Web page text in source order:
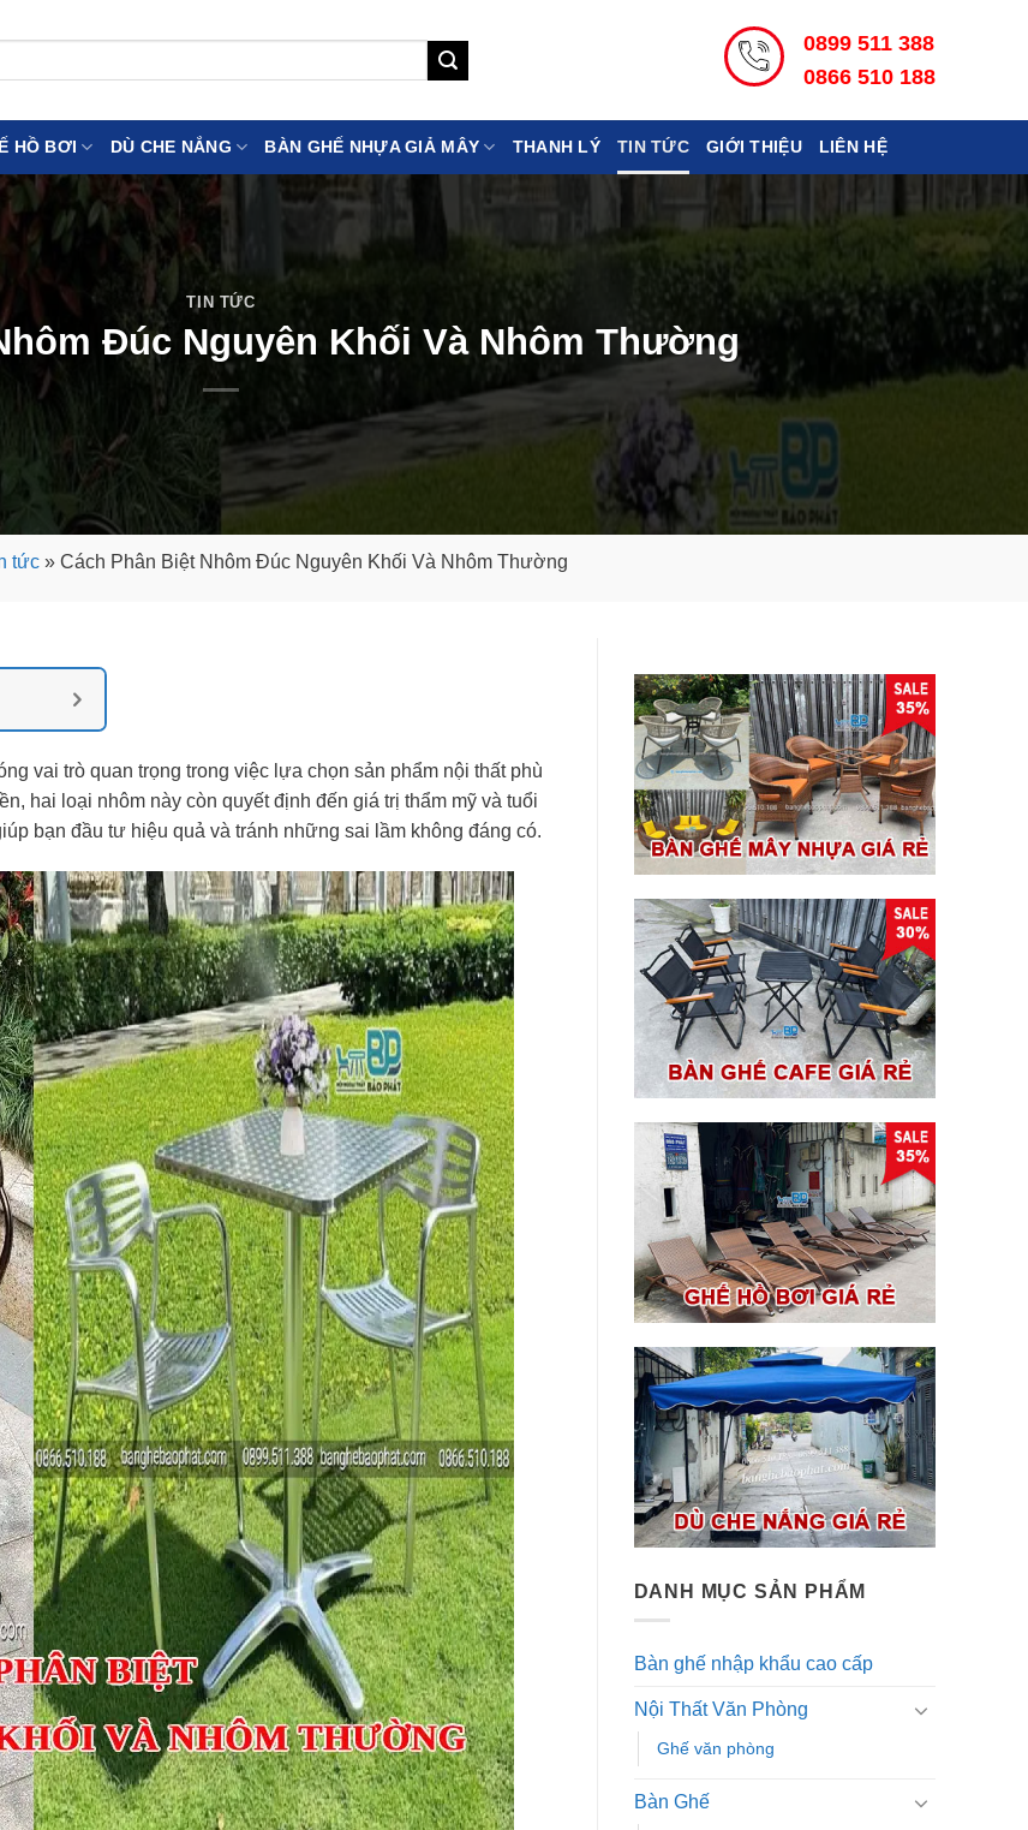
0899 511 388
0866 510 188
HỒ BƠI DÙ CHE NẮNG BÀN GHẾ NHỰA GIẢ MÂY THANH LÝ TIN TỨC GIỚI THIỆU LIÊN HỆ
TIN TỨC
Đúc Nguyên Khối Và Nhôm Thường
tức» Cách Phân Biệt Nhôm Đúc Nguyên Khối Và Nhôm Thường
vai trò quan trọng trong việc lựa chọn sản phẩm nội thất phù
hai loại nhôm này còn quyết định đến giá trị thẩm mỹ và tuổi
bạn đầu tư hiệu quả và tránh những sai lầm không đáng có.
DANH MỤC SẢN PHẨM
Bàn ghế nhập khẩu cao cấp
Nội Thất Văn Phòng
Ghế văn phòng
Bàn Ghế